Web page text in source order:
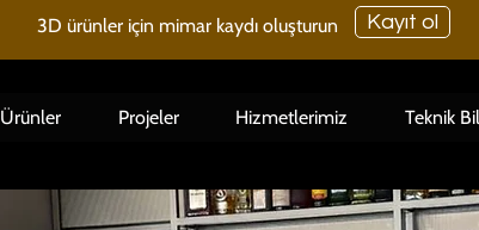
3D ürünler için mimar kaydı oluşturun Kayıt ol
Ürünler Projeler Hizmetlerimiz Teknik